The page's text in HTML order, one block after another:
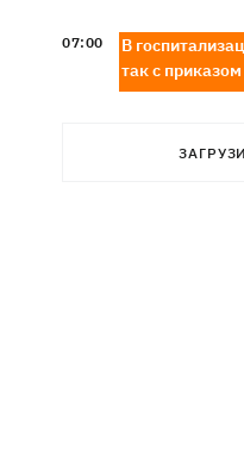
07:00
В
так с
теперь